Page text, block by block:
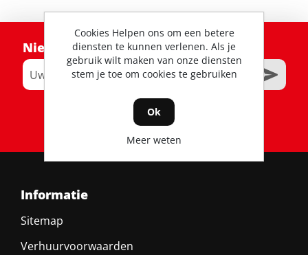
Nieuwsbrief
RSS
Informatie
Sitemap
Verhuurvoorwaarden
Cookies Helpen ons om een betere
diensten te kunnen verlenen. Als je
gebruik wilt maken van onze diensten
stem je toe om cookies te gebruiken
Ok
Meer weten